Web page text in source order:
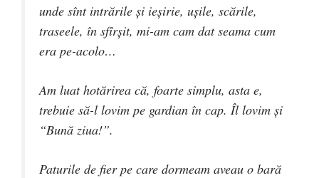
unde sînt intrările şi ieşirie, uşile, scările,
traseele, în sfîrşit, mi-am cam dat seama cum
era pe-acolo…
Am luat hotărirea că, foarte simplu, asta e,
trebuie să-l lovim pe gardian în cap. Îl lovim şi
“Bună ziua!”.
Paturile de fier pe care dormeam aveau o bară